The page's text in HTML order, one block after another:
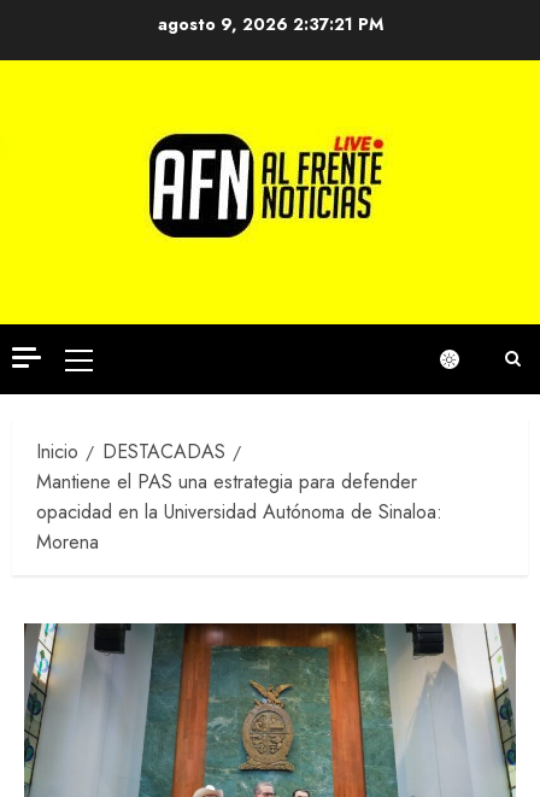
agosto 9, 2026 2:37:22 PM
Menú
principal
Inicio
DESTACADAS
Mantiene el PAS una estrategia para defender
opacidad en la Universidad Autónoma de Sinaloa:
Morena